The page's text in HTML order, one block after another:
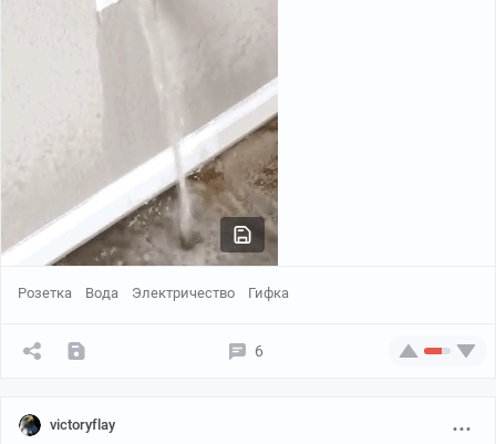
Розетка Вода Электричество Гифка
6
victoryflay